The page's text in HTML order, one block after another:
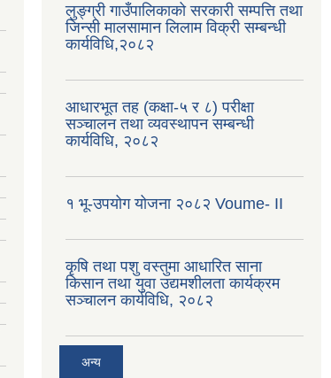
लुङ्ग्री गाउँपालिकाको सरकारी सम्पत्ति तथा
जिन्सी मालसामान लिलाम विक्री सम्बन्धी
कार्यविधि,२०८२
आधारभूत तह (कक्षा-५ र ८) परीक्षा
सञ्चालन तथा व्यवस्थापन सम्बन्धी
कार्यविधि, २०८२
१ भू-उपयोग योजना २०८२ Voume- II
कृषि तथा पशु वस्तुमा आधारित साना
किसान तथा युवा उद्यमशीलता कार्यक्रम
सञ्चालन कार्यविधि, २०८२
अन्य